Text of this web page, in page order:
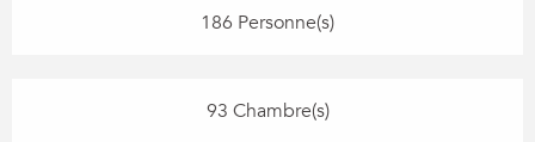
186 Personne(s)
93 Chambre(s)